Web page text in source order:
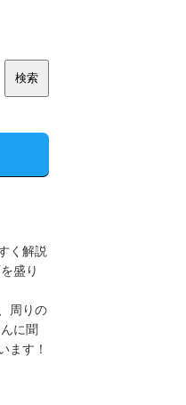
く解説
盛り
周りの
に聞
ます！